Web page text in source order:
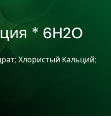
* 6H2O
Хлористый Kальций;